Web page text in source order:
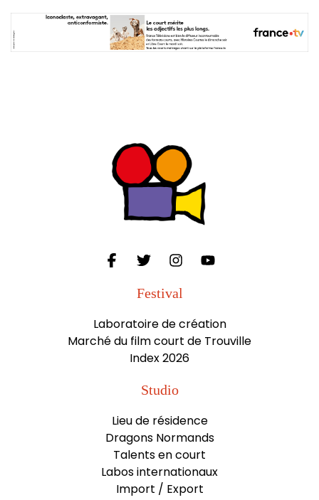
Festival
Laboratoire de création
Marché du film court de Trouville
Index 2026
Studio
Lieu de résidence
Dragons Normands
Talents en court
Labos internationaux
Import / Export